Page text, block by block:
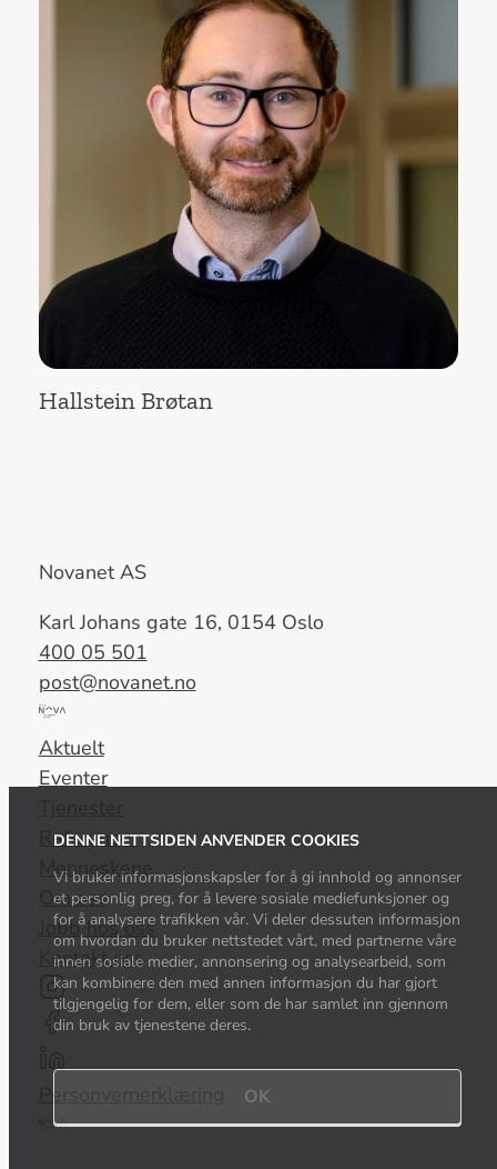
DENNE NETTSIDEN ANVENDER COOKIES
Vi bruker informasjonskapsler for å gi innhold og annonser
et personlig preg, for å levere sosiale mediefunksjoner og
for å analysere trafikken vår. Vi deler dessuten informasjon
om hvordan du bruker nettstedet vårt, med partnerne våre
innen sosiale medier, annonsering og analysearbeid, som
kan kombinere den med annen informasjon du har gjort
tilgjengelig for dem, eller som de har samlet inn gjennom
din bruk av tjenestene deres.
OK
Hallstein Brøtan
Novanet AS
Karl Johans gate 16, 0154 Oslo
400 05 501
post@novanet.no
Del
av
Nova
Group
Aktuelt
Eventer
Referanser
Menneskene
Om oss
Jobb hos oss
Kontakt oss
Del